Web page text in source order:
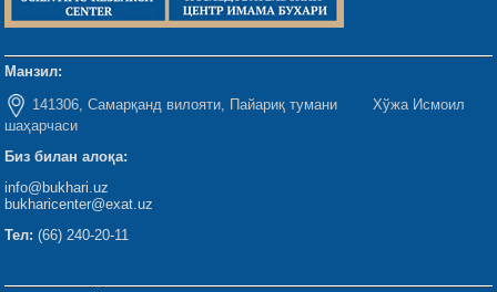
Манзил:
141306, Самарқанд вилояти, Пайариқ тумани Хўжа Исмоил
шаҳарчаси
Биз билан алоқа:
info@bukhari.uz
bukharicenter@exat.uz
Тел: (66) 240-20-11